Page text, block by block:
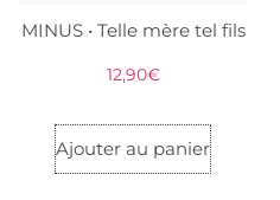
MINUS • Telle mère tel fils
12,90€
Ajouter au panier